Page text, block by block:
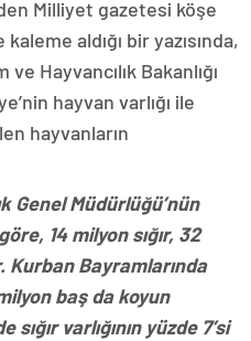
Milliyet gazetesi köşe
aldığı bir yazısında,
ve Hayvancılık Bakanlığı
hayvan varlığı ile
hayvanların
Genel Müdürlüğü’nün
14 milyon sığır, 32
Kurban Bayramlarında
baş da koyun
varlığının yüzde 7’si